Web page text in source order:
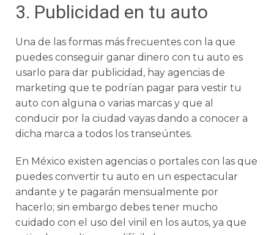
3. Publicidad en tu auto
Una de las formas más frecuentes con la que
puedes conseguir ganar dinero con tu auto es
usarlo para dar publicidad, hay agencias de
marketing que te podrían pagar para vestir tu
auto con alguna o varias marcas y que al
conducir por la ciudad vayas dando a conocer a
dicha marca a todos los transeúntes.
En México existen agencias o portales con las que
puedes convertir tu auto en un espectacular
andante y te pagarán mensualmente por
hacerlo; sin embargo debes tener mucho
cuidado con el uso del vinil en los autos, ya que